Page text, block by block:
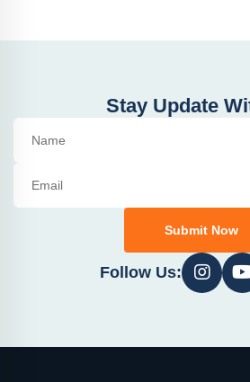
Stay Update
Submit Now
Follow Us: